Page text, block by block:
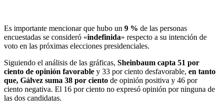
Es importante mencionar que hubo un 9 % de las personas
encuestadas se consideró «indefinida» respecto a su intención de
voto en las próximas elecciones presidenciales.
Siguiendo el análisis de las gráficas, Sheinbaum capta 51 por
ciento de opinión favorable y 33 por ciento desfavorable, en tanto
que, Gálvez suma 38 por ciento de opinión positiva y 46 por
ciento negativa. El 16 por ciento no expresó opinión por ninguna de
las dos candidatas.